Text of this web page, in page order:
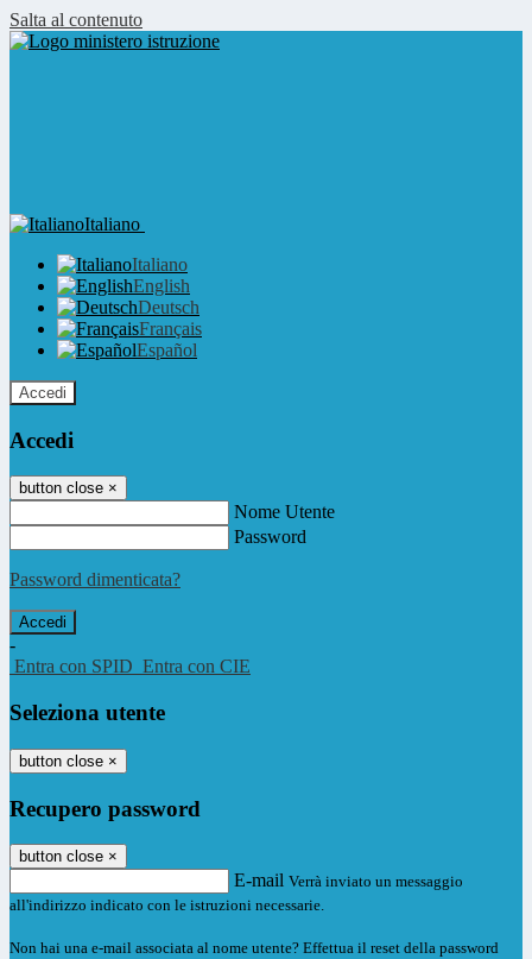
Salta al contenuto
Italiano
Italiano
English
Deutsch
Français
Español
Accedi
Accedi
button close ×
Nome Utente
Password
Password dimenticata?
-
Entra con SPID Entra con CIE
Seleziona utente
button close ×
Recupero password
button close ×
E-mail Verrà inviato un messaggio
all'indirizzo indicato con le istruzioni necessarie.
Non hai una e-mail associata al nome utente? Effettua il reset della password